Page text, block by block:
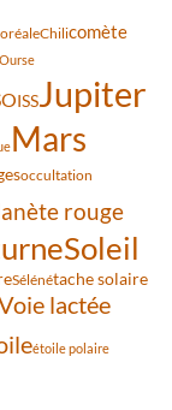
Chilicomète
ISSJupiter
Mars
occultation
rouge
Soleil
Sélénétache solaire
lactée
étoile polaire